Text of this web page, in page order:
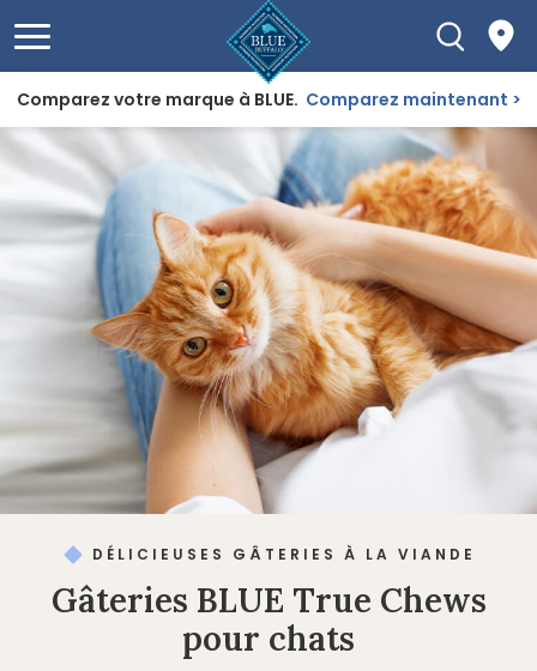
Comparez votre marque à BLUE. Comparez maintenant
DÉLICIEUSES GÂTERIES À LA VIANDE
Gâteries BLUE True Chews
pour chats